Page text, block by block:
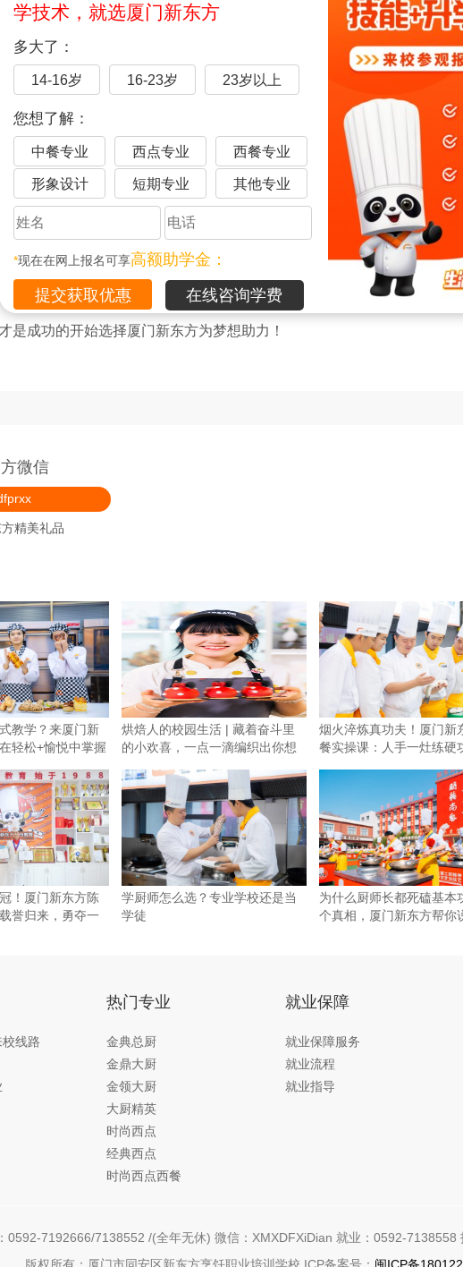
学技术，就选厦门新东方
多大了：
14-16岁 16-23岁 23岁以上
您想了解：
中餐专业 西点专业 西餐专业
形象设计 短期专业 其他专业
*现在在网上报名可享高额助学金：
在线咨询学费
拘泥于教材，不局限于课堂。我们会给学生提供外教课、校企合作大师
魅力。
你可以与老师、同学随时随地交流，寓教于乐，学习专业课程的热情被
是成功的开始选择厦门新东方为梦想助力！
微信
精美礼品
教学？来厦门新
轻松+愉悦中掌握
烘焙人的校园生活 | 藏着奋斗里
的小欢喜，一点一滴编织出你想
烟火淬炼真功夫！厦门新
餐实操课：人手一灶练硬
！厦门新东方陈
誉归来，勇夺一
学厨师怎么选？专业学校还是当
学徒
为什么厨师长都死磕基本
个真相，厦门新东方帮你
线路
热门专业
金典总厨
金鼎大厨
金领大厨
大厨精英
时尚西点
经典西点
时尚西点西餐
就业保障
就业保障服务
就业流程
就业指导
0592-7192666/7138552 /(全年无休) 微信：XMXDFXiDian 就业：0592-7138558